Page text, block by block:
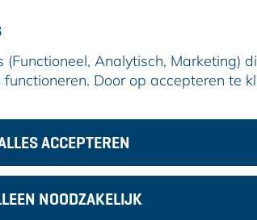
Analytisch, Marketing)
Door op accepteren te
ACCEPTEREN
NOODZAKELIJK
(oud-)leden
februari 2026 | | |